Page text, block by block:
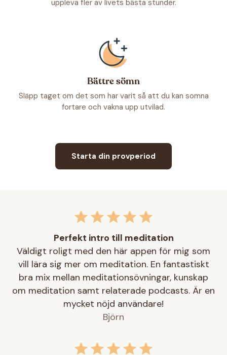
uppleva fler av livets bästa stunder.
Bättre sömn
Släpp taget om det som har varit så att du kan somna
fortare och vakna upp utvilad.
Starta din provperiod
Perfekt intro till meditation
Väldigt roligt med den här appen för mig som
vill lära sig mer om meditation. En fantastiskt
bra mix mellan meditationsövningar, kunskap
om meditation samt relaterade podcasts. Är en
mycket nöjd användare!
Björn